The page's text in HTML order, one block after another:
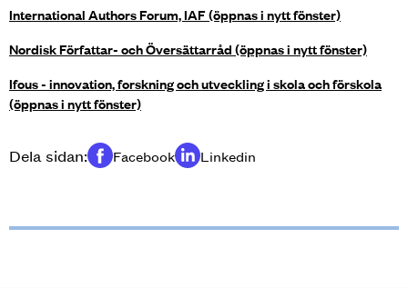
International Authors Forum, IAF (öppnas i nytt fönster)
Nordisk Författar- och Översättarråd (öppnas i nytt fönster)
Ifous - innovation, forskning och utveckling i skola och förskola
(öppnas i nytt fönster)
Dela sidan:
Dela på
Facebook
Dela på
Linkedin